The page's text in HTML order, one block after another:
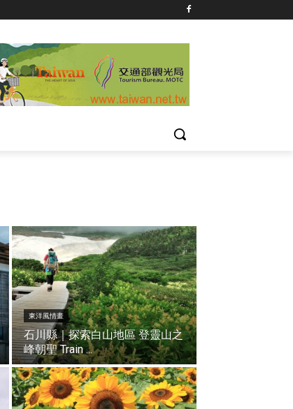
東洋風情畫
石川縣｜探索白山地區 登靈山之
峰朝聖 Train ...